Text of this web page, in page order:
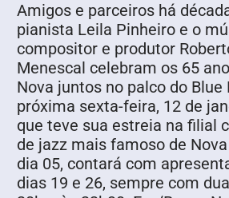
Amigos e parceiros há
pianista Leila Pinheiro e o
compositor e produtor
Menescal celebram os 65
Nova juntos no palco do Blue
próxima sexta-feira, 12 de
que teve sua estreia na filial
de jazz mais famoso de
dia 05, contará com
dias 19 e 26, sempre com